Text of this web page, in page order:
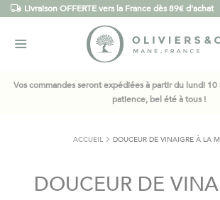
Livraison OFFERTE vers la France dès 89€ d'achat
Vos commandes seront expédiées à partir du lundi
patience, bel été à tous !
ACCUEIL DOUCEUR DE VINAIGRE À LA
DOUCEUR DE